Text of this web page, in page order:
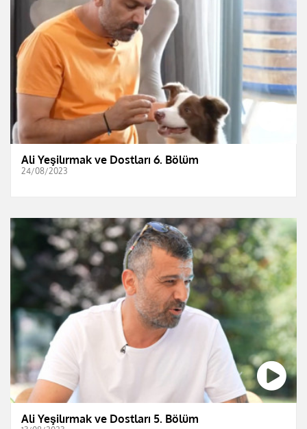
Ali Yeşilırmak ve Dostları 6. Bölüm
24/08/2023
Ali Yeşilırmak ve Dostları 5. Bölüm